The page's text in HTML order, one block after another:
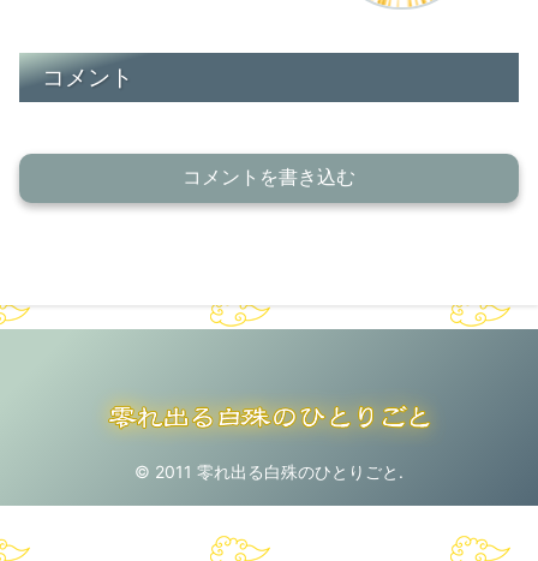
コメント
コメントを書き込む
© 2011 零れ出る白殊のひとりごと.